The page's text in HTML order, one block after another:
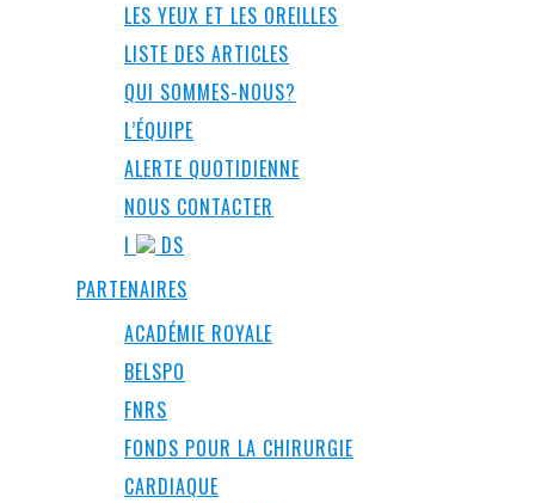
LES YEUX ET LES OREILLES
LISTE DES ARTICLES
QUI SOMMES-NOUS?
L’ÉQUIPE
ALERTE QUOTIDIENNE
NOUS CONTACTER
I
DS
PARTENAIRES
ACADÉMIE ROYALE
BELSPO
FNRS
FONDS POUR LA CHIRURGIE
CARDIAQUE